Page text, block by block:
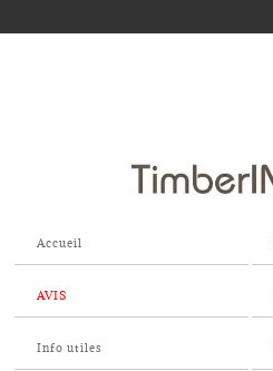
Accueil
AVIS
Info utiles